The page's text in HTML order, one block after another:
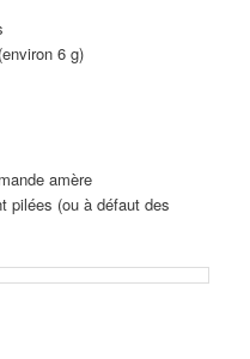
6 g)
amère
pilées (ou à défaut des